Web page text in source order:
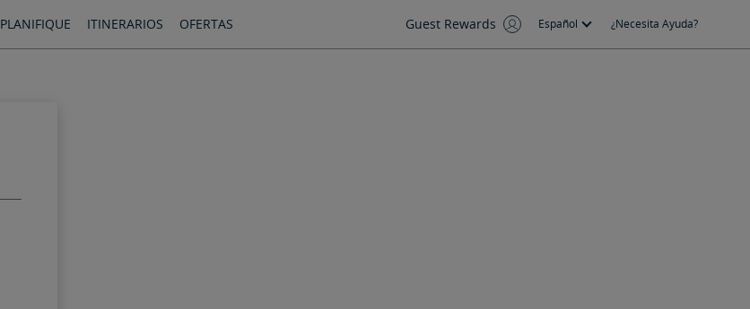
PLANIFIQUE ITINERARIOS OFERTAS Guest Rewards Español ¿Necesita Ayuda?